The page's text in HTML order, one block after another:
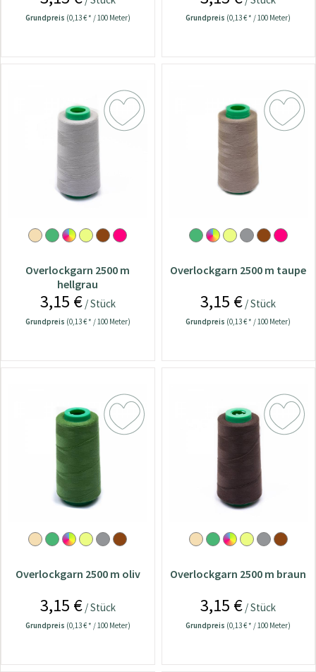
Grundpreis (0,13 € * / 100 Meter) Grundpreis (0,13 € * / 100 Meter)
Overlockgarn 2500 m
hellgrau
3,15 €/ Stück
Grundpreis (0,13 € * / 100 Meter)
Overlockgarn 2500 m taupe
3,15 € / Stück
Grundpreis (0,13 € * / 100 Meter)
Overlockgarn 2500 m oliv
3,15 €/ Stück
Grundpreis (0,13 € * / 100 Meter)
Overlockgarn 2500 m braun
3,15 € / Stück
Grundpreis (0,13 € * / 100 Meter)